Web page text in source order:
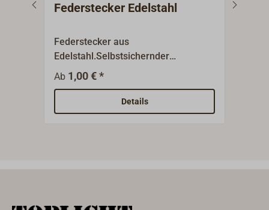
Federstecker Edelstahl
Federstecker aus
Edelstahl.Selbstsichernder
Sicherungssplint für Steckbolzen
oder Wantenspanner.
Ab 1,00 € *
Details